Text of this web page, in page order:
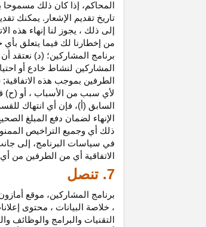
المحاكم، إذا كان ذلك مسموحا
تاريخ تقديم الإشعار. يمكنك
إلى ذلك ، يجوز لنا إنهاء هذه
من إخطارنا لك فيما يتعلق
برنامج المشاركين؛ (د) نعتقد
المشاركين لنشاط خادع أو
الطرفين بموجب هذه
لأي سبب من الأسباب ، أو (ح)
الإنهاء لضمان دفع المبلغ
ذلك أي وجميع التراخيص
في سياسات البرنامج، إلى
الاتفاقية أي من الطرفين من
7. تنصل
برنامج المشاركين، موقع
، خلاصة البيانات ، محتوى
التقنيات والبرامج والوظائف